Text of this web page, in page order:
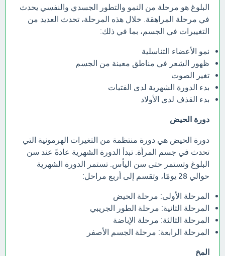
البلوغ هو مرحلة من النمو والتطور الجسدي والنفسي يحدث
في مرحلة المراهقة. خلال هذه المرحلة، تحدث العديد من
التغييرات في الجسم، بما في ذلك:
نمو الأعضاء التناسلية
ظهور الشعر في مناطق معينة من الجسم
تغير الصوت
بدء الدورة الشهرية لدى الفتيات
بدء القذف لدى الأولاد
دورة الحيض
دورة الحيض هي دورة منتظمة من التغيرات الهرمونية التي
تحدث في جسم المرأة. تبدأ الدورة الشهرية عادةً عند سن
البلوغ وتستمر حتى سن اليأس. تستمر الدورة الشهرية
حوالي 28 يومًا، وتقسم إلى أربع مراحل:
المرحلة الأولى: مرحلة الحيض
المرحلة الثانية: مرحلة الطور الجريبي
المرحلة الثالثة: مرحلة الإباضة
المرحلة الرابعة: مرحلة الجسم الأصفر
المخ